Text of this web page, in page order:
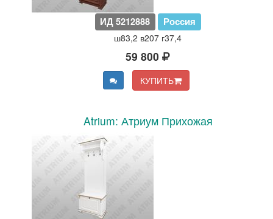
ИД 5212888 Россия
ш83,2 в207 г37,4
59 800
КУПИТЬ
Atrium: Атриум Прихожая